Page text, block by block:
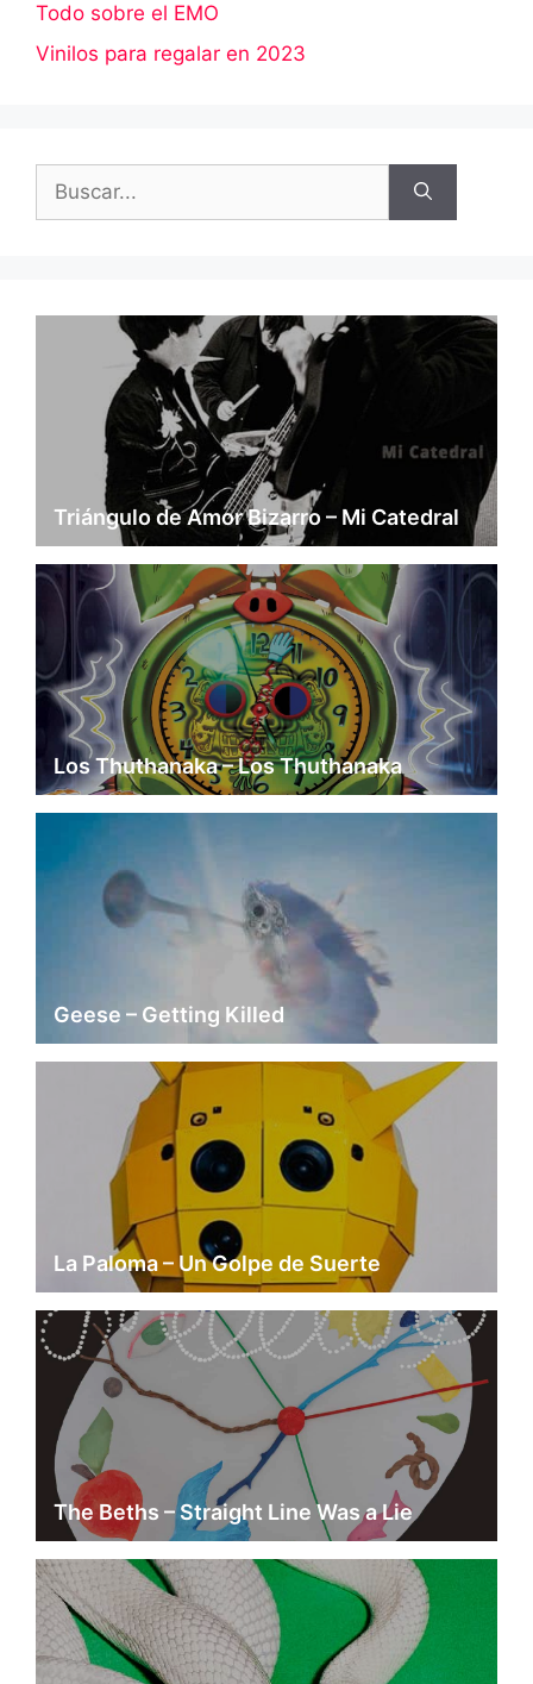
Todo sobre el EMO
Vinilos para regalar en 2023
Triángulo de Amor Bizarro – Mi Catedral
Los Thuthanaka – Los Thuthanaka
Geese – Getting Killed
La Paloma – Un Golpe de Suerte
The Beths – Straight Line Was a Lie